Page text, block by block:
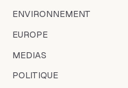
ENVIRONNEMENT
EUROPE
MEDIAS
POLITIQUE